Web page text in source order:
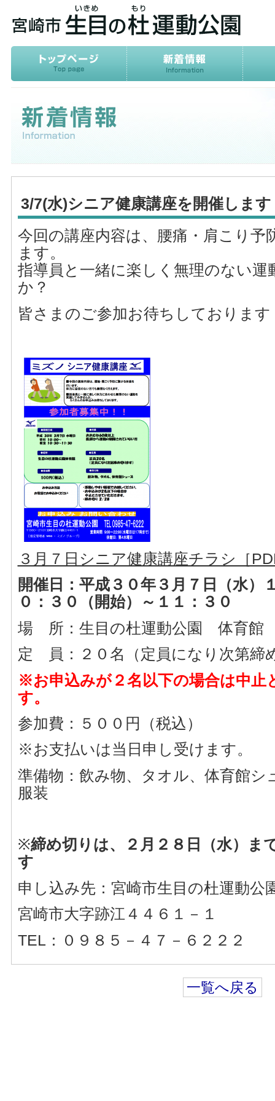
3/7(水)シニア健康講座を開催します
今回の講座内容は、腰痛・肩こり予
ます。
指導員と一緒に楽しく無理のない
か？
皆さまのご参加お待ちしております
３月７日シニア健康講座チラシ［
開催日：平成３０年３月７日（水）
０：３０（開始）～１１：３０
場 所：生目の杜運動公園 体育館
定 員：２０名（定員になり次第締
※お申込みが２名以下の場合は中止
す。
参加費：５００円（税込）
※お支払いは当日申し受けます。
準備物：飲み物、タオル、体育館シ
服装
※締め切りは、２月２８日（水）ま
す
申し込み先：宮崎市生目の杜運動公
宮崎市大字跡江４４６１－１
TEL：０９８５－４７－６２２２
一覧へ戻る